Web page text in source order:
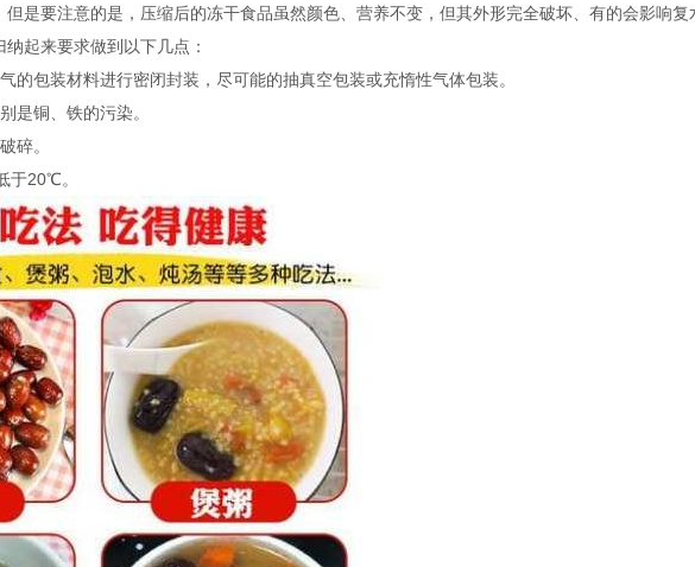
是要注意的是，压缩后的冻干食品虽然颜色、营养不变，但其外形完全破坏、有的会影响复
起来要求做到以下几点：
的包装材料进行密闭封装，尽可能的抽真空包装或充惰性气体包装。
是铜、铁的污染。
碎。
于20℃。